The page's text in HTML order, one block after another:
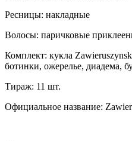
Ресницы: накладные
Волосы: паричковые
Комплект: кукла
ботинки, ожерелье, диадема,
Тираж: 11 шт.
Официальное название: